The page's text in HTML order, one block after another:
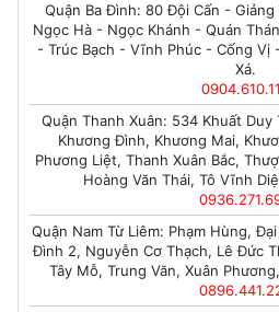
Quận Ba Đình: 80 Đội Cấn -
Ngọc Hà - Ngọc Khánh - Quán
- Trúc Bạch - Vĩnh Phúc - Cống Vị
Xá.
Quận Thanh Xuân: 534 Khuất
Khương Đình, Khương Mai,
Phương Liệt, Thanh Xuân Bắc,
Hoàng Văn Thái, Tô Vĩnh
Quận Nam Từ Liêm: Phạm Hùng,
Đình 2, Nguyễn Cơ Thạch, Lê Đức
Tây Mỗ, Trung Văn, Xuân